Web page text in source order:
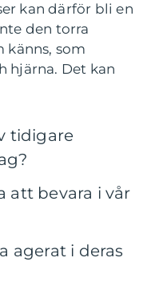
kan därför bli en
den torra
känns, som
hjärna. Det kan
tidigare
att bevara i vår
agerat i deras